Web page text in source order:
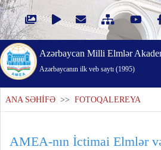
Azərbaycan Milli Elmlər
Azərbaycanın ilk veb saytı (1995)
ANA SƏHİFƏ >> FOTOQALEREYA
AMEA-nın İctimai Elmlər